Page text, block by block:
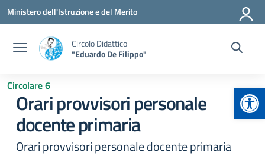
Vai ai contenuti
Vai al menu di navigazione
Vai al footer
Ministero dell'Istruzione e del Merito
Circolo Didattico
"Eduardo De Filippo"
Circolare 6
Orari provvisori personale
docente primaria
Orari provvisori personale docente primaria